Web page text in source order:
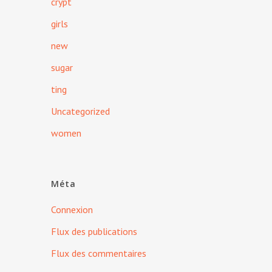
girls
new
sugar
ting
Uncategorized
women
Méta
Connexion
Flux des publications
Flux des commentaires